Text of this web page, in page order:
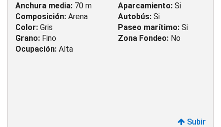
Anchura media: 70 m
Composición: Arena
Color: Gris
Grano: Fino
Ocupación: Alta
Aparcamiento: Si
Autobús: Si
Paseo marítimo: Si
Zona Fondeo: No
Subir